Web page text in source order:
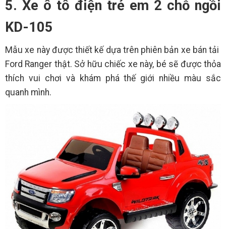
5. Xe ô tô điện trẻ em 2 chỗ ngồi
KD-105
Mẫu xe này được thiết kế dựa trên phiên bản xe bán tải
Ford Ranger thật. Sở hữu chiếc xe này, bé sẽ được thỏa
thích vui chơi và khám phá thế giới nhiều màu sắc
quanh mình.